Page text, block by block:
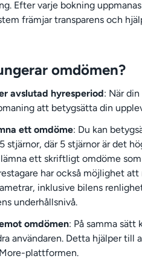
Efter varje bokning
främjar transparens och
omdömen?
avslutad hyresperiod: När
att betygsätta din
ett omdöme: Du kan
stjärnor, där 5 stjärnor är det
ett skriftligt omdöme
har också möjlighet
inklusive bilens
underhållsnivå.
omdömen: På samma sätt
användaren. Detta hjälper till
plattformen.